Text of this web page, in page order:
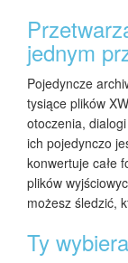
jednym
Pojedyncze
tysiące plików
otoczenia,
ich pojedynczo
konwertuje całe
plików
możesz śledzić,
Ty